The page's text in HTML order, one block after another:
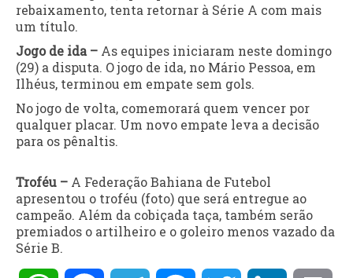
rebaixamento, tenta retornar à Série A com mais
um título.
Jogo de ida – As equipes iniciaram neste domingo
(29) a disputa. O jogo de ida, no Mário Pessoa, em
Ilhéus, terminou em empate sem gols.
No jogo de volta, comemorará quem vencer por
qualquer placar. Um novo empate leva a decisão
para os pênaltis.
Troféu – A Federação Bahiana de Futebol
apresentou o troféu (foto) que será entregue ao
campeão. Além da cobiçada taça, também serão
premiados o artilheiro e o goleiro menos vazado da
Série B.